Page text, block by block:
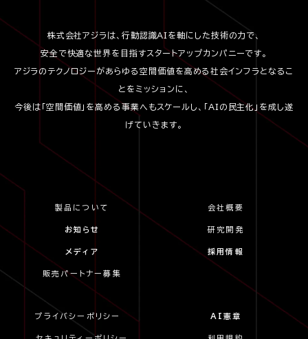
株式会社アジラは、行動認識AIを軸にした技術の力で、
安全で快適な世界を目指すスタートアップカンパニーです。
アジラのテクノロジーがあらゆる空間価値を高める社会インフラとなるこ
とをミッションに、
今後は「空間価値」を高める事業へもスケールし、「AIの民主化」を成し遂
げていきます。
製品について 会社概要
お知らせ 研究開発
メディア 採用情報
販売パートナー募集
プライバシーポリシー AI憲章